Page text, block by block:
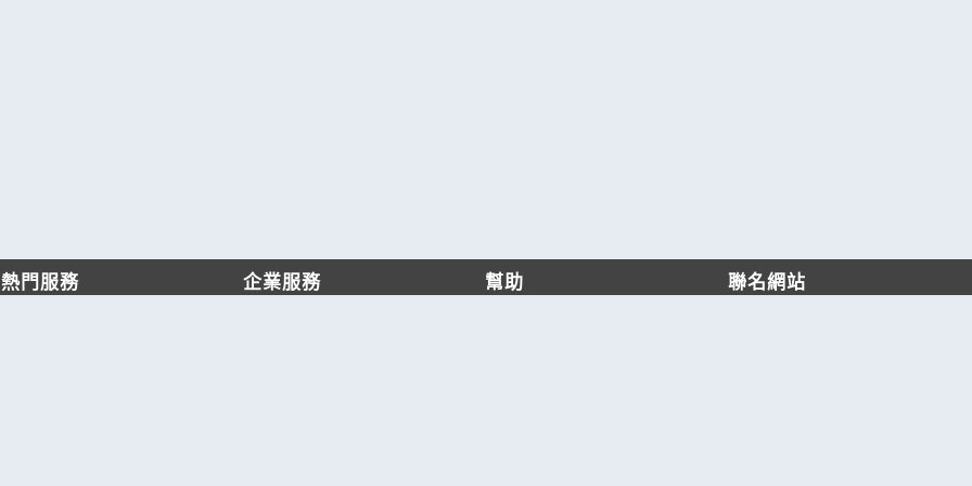
熱門服務 企業服務 幫助 聯名網站